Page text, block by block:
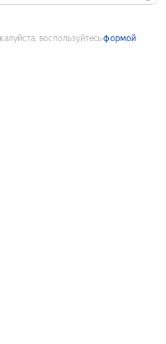
воспользуйтесьформой